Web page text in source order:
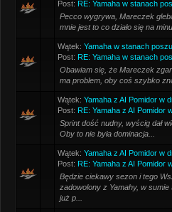
Post: RE: Yamaha w stanach
Pecco wygrywa, Mareczek
mnie jest to co działo się na
Wątek: Yamaha w stanach
Post: RE: Yamaha w stanach
Obawiam się, że Mareczek
ma problem, oby coś szybko
Wątek: Yamaha z AI Pomidor w
Post: RE: Yamaha z AI Pomidor
Sprint dość nudny, wyścig dał
Oby to nie była dominacja...
Wątek: Yamaha z AI Pomidor w
Post: RE: Yamaha z AI Pomidor
Będzie ciekawy sezon i tego
zadowolony z Yamahy, w
już p...